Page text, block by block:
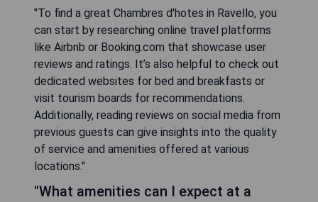
"To find a great Chambres d'hotes in Ravello, you
can start by researching online travel platforms
like Airbnb or Booking.com that showcase user
reviews and ratings. It’s also helpful to check out
dedicated websites for bed and breakfasts or
visit tourism boards for recommendations.
Additionally, reading reviews on social media from
previous guests can give insights into the quality
of service and amenities offered at various
locations."
"What amenities can I expect at a